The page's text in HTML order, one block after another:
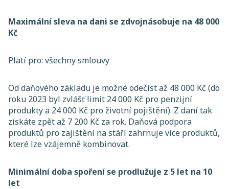
Maximální sleva na dani se zdvojnásobuje na 48 000
Kč
Platí pro: všechny smlouvy ​
Od daňového základu je možné odečíst až 48 000 Kč (do
roku 2023 byl zvlášť limit 24 000 Kč pro penzijní
produkty a 24 000 Kč pro životní pojištění). Z daní tak
získáte zpět až 7 200 Kč za rok. Daňová podpora
produktů pro zajištění na stáří zahrnuje více produktů,
které lze vzájemně kombinovat.
Minimální doba spoření se prodlužuje z 5 let na 10
let